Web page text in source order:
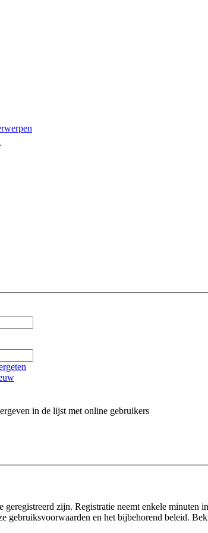
in de lijst met online gebruikers
geregistreerd zijn. Registratie neemt enkele minuten
gebruiksvoorwaarden en het bijbehorend beleid.